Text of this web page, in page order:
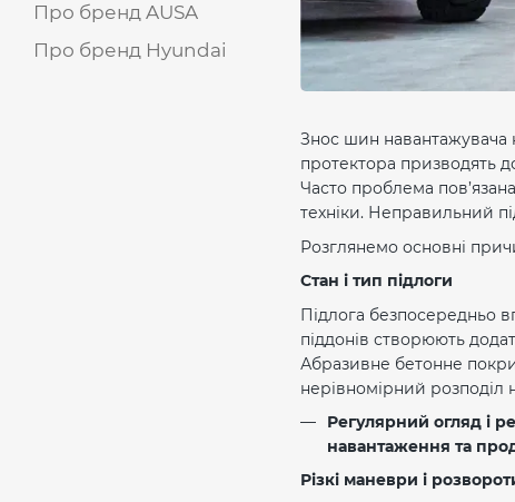
Знос шин навантажувача
протектора призводять
Часто проблема
техніки. Неправильний
Розглянемо основні
Стан і тип підлоги
Підлога безпосередньо
піддонів створюють
Абразивне бетонне
нерівномірний розподіл
Регулярний огляд і
навантаження та
Різкі маневри і
Про бренд AUSA
Про бренд Hyundai